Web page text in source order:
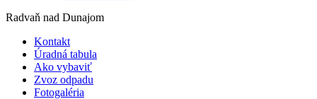
Radvaň nad Dunajom
Kontakt
Úradná tabula
Ako vybaviť
Zvoz odpadu
Fotogaléria